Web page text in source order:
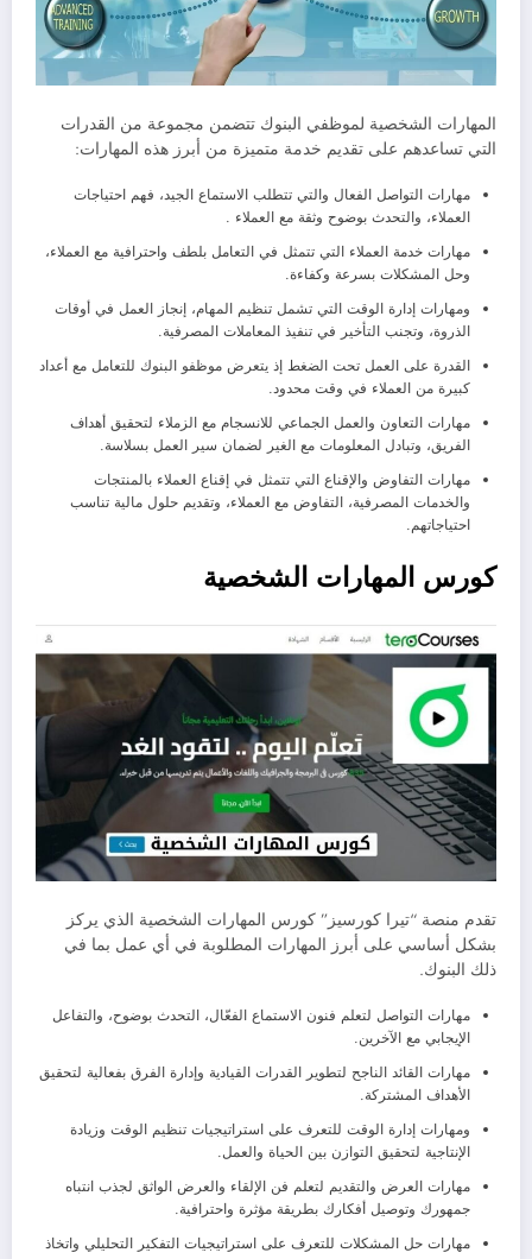
المهارات الشخصية لموظفي البنوك تتضمن مجموعة من القدرات
التي تساعدهم على تقديم خدمة متميزة من أبرز هذه المهارات:
مهارات التواصل الفعال والتي تتطلب الاستماع الجيد، فهم احتياجات
العملاء، والتحدث بوضوح وثقة مع العملاء .
مهارات خدمة العملاء التي تتمثل في التعامل بلطف واحترافية مع العملاء،
وحل المشكلات بسرعة وكفاءة.
ومهارات إدارة الوقت التي تشمل تنظيم المهام، إنجاز العمل في أوقات
الذروة، وتجنب التأخير في تنفيذ المعاملات المصرفية.
القدرة على العمل تحت الضغط إذ يتعرض موظفو البنوك للتعامل مع أعداد
كبيرة من العملاء في وقت محدود.
مهارات التعاون والعمل الجماعي للانسجام مع الزملاء لتحقيق أهداف
الفريق، وتبادل المعلومات مع الغير لضمان سير العمل بسلاسة.
مهارات التفاوض والإقناع التي تتمثل في إقناع العملاء بالمنتجات
والخدمات المصرفية، التفاوض مع العملاء، وتقديم حلول مالية تناسب
احتياجاتهم.
كورس المهارات الشخصية
تقدم منصة “تيرا كورسيز” كورس المهارات الشخصية الذي يركز
بشكل أساسي على أبرز المهارات المطلوبة في أي عمل بما في
ذلك البنوك.
مهارات التواصل لتعلم فنون الاستماع الفعّال، التحدث بوضوح، والتفاعل
الإيجابي مع الآخرين.
مهارات القائد الناجح لتطوير القدرات القيادية وإدارة الفرق بفعالية لتحقيق
الأهداف المشتركة.
ومهارات إدارة الوقت للتعرف على استراتيجيات تنظيم الوقت وزيادة
الإنتاجية لتحقيق التوازن بين الحياة والعمل.
مهارات العرض والتقديم لتعلم فن الإلقاء والعرض الواثق لجذب انتباه
جمهورك وتوصيل أفكارك بطريقة مؤثرة واحترافية.
مهارات حل المشكلات للتعرف على استراتيجيات التفكير التحليلي واتخاذ